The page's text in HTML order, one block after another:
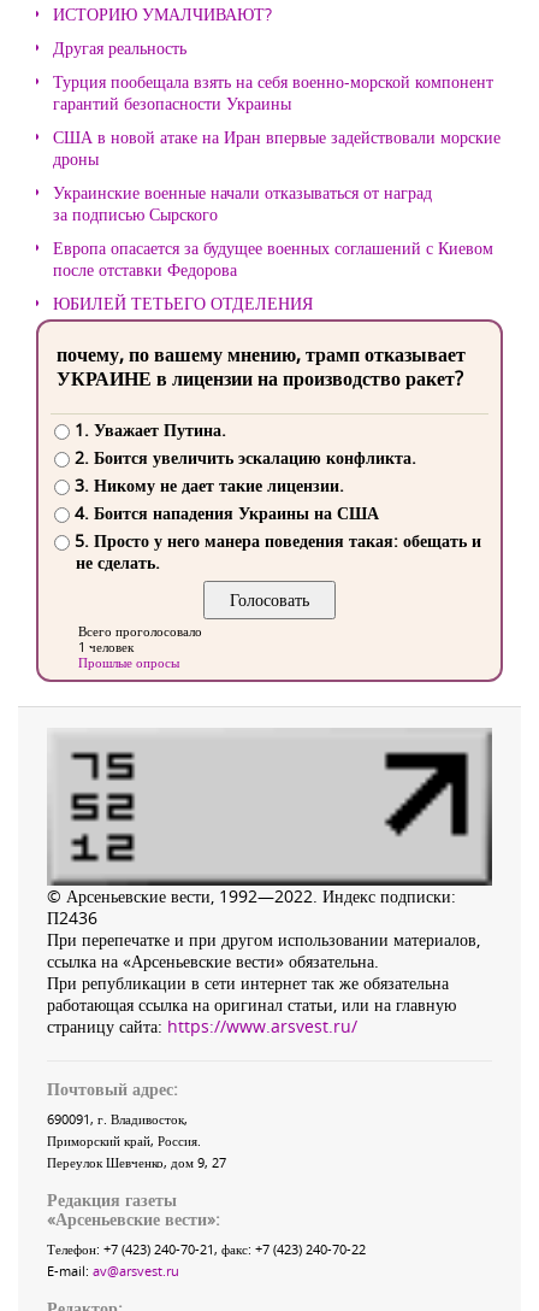
ИСТОРИЮ УМАЛЧИВАЮТ?
Другая реальность
Турция пообещала взять на себя военно-морской компонент
гарантий безопасности Украины
США в новой атаке на Иран впервые задействовали морские
дроны
Украинские военные начали отказываться от наград
за подписью Сырского
Европа опасается за будущее военных соглашений с Киевом
после отставки Федорова
ЮБИЛЕЙ ТЕТЬЕГО ОТДЕЛЕНИЯ
почему, по вашему мнению, трамп отказывает
УКРАИНЕ в лицензии на производство ракет?
1. Уважает Путина.
2. Боится увеличить эскалацию конфликта.
3. Никому не дает такие лицензии.
4. Боится нападения Украины на США
5. Просто у него манера поведения такая: обещать и
не сделать.
Всего проголосовало
1 человек
Прошлые опросы
© Арсеньевские вести, 1992—2022. Индекс подписки:
П2436
При перепечатке и при другом использовании материалов,
ссылка на «Арсеньевские вести» обязательна.
При републикации в сети интернет так же обязательна
работающая ссылка на оригинал статьи, или на главную
страницу сайта: https://www.arsvest.ru/
Почтовый адрес:
690091, г. Владивосток,
Приморский край, Россия
Переулок Шевченко, дом 9, 27
Редакция газеты
«Арсеньевские вести»:
Телефон: +7 (423) 240-70-21, факс: +7 (423) 240-70-22
E-mail: av@arsvest.ru